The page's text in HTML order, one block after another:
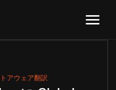
アウェア翻訳